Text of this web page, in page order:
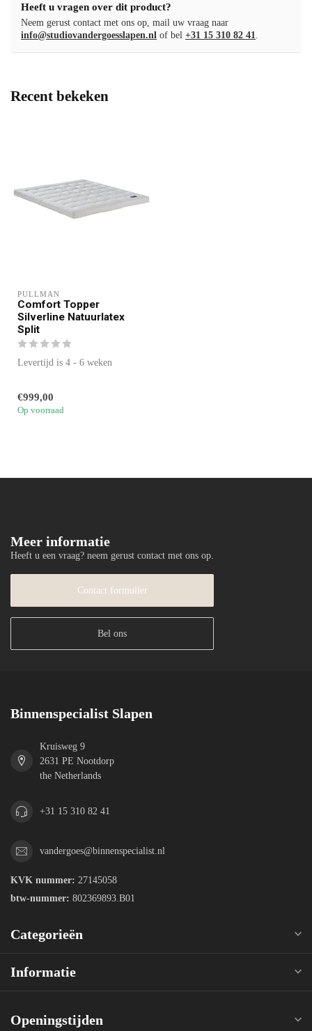
Heeft u vragen over dit product?
Neem gerust contact met ons op, mail uw vraag naar
info@studiovandergoesslapen.nl of bel +31 15 310 82 41.
Recent bekeken
PULLMAN
Comfort Topper
Silverline Natuurlatex
Split
Levertijd is 4 - 6 weken
€999,00
Op voorraad
Meer informatie
Heeft u een vraag? neem gerust contact met ons op.
Contact formulier
Bel ons
Binnenspecialist Slapen
Kruisweg 9
2631 PE Nootdorp
the Netherlands
+31 15 310 82 41
vandergoes@binnenspecialist.nl
KVK nummer: 27145058
btw-nummer: 802369893.B01
Categorieën
Informatie
Openingstijden